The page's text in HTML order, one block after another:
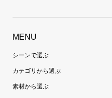
MENU
シーンで選ぶ
カテゴリから選ぶ
素材から選ぶ